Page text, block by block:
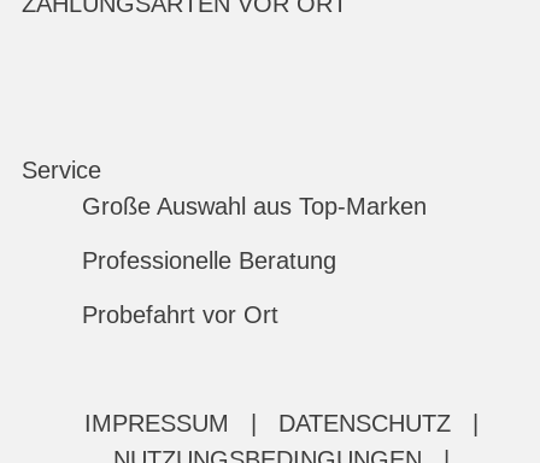
Service
Große Auswahl aus Top-Marken
Professionelle Beratung
Probefahrt vor Ort
IMPRESSUM DATENSCHUTZ